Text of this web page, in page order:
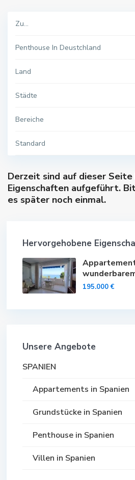
Zu...
Penthouse In Deustchland
Land
Städte
Bereiche
Standard
Derzeit sind auf dieser Seite
Eigenschaften aufgeführt.
es später noch einmal.
Hervorgehobene
195.000 €
Unsere Angebote
SPANIEN
Appartements in Spanien
Grundstücke in Spanien
Penthouse in Spanien
Villen in Spanien